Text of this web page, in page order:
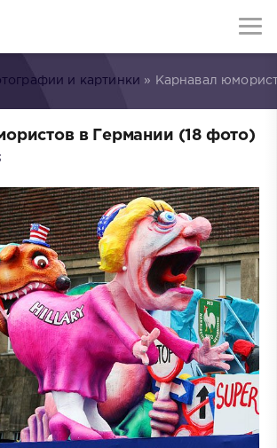
и картинки » Карнавал
в Германии (18 фото)